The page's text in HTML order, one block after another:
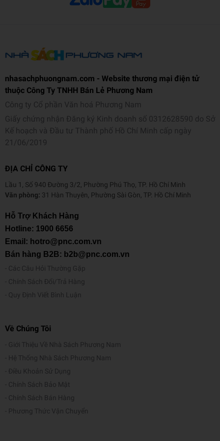
Guggenheim Fellowship (2004), USA Fellowship (2008).
nhasachphuongnam.com - Website thương mại điện tử
thuộc Công Ty TNHH Bán Lẻ Phương Nam
Công ty Cổ phần Văn hoá Phương Nam
Giấy chứng nhận Đăng ký Kinh doanh số 0312628590 do Sở
Kế hoạch và Đầu tư Thành phố Hồ Chí Minh cấp ngày
21/06/2019
ĐỊA CHỈ CÔNG TY
Lầu 1, Số 940 Đường 3/2, Phường Phú Thọ, TP. Hồ Chí Minh
Văn phòng: 31 Hàn Thuyên, Phường Sài Gòn, TP. Hồ Chí Minh
Hỗ Trợ Khách Hàng
Hotline: 1900 6656
Email: hotro@pnc.com.vn
Bán hàng B2B: b2b@pnc.com.vn
Các Câu Hỏi Thường Gặp
Chính Sách Đổi/Trả Hàng
Quy Định Viết Bình Luận
Về Chúng Tôi
Giới Thiệu Về Nhà Sách Phương Nam
Hệ Thống Nhà Sách Phương Nam
Điều Khoản Sử Dụng
Chính Sách Bảo Mật
Chính Sách Bán Hàng
Phương Thức Vận Chuyển